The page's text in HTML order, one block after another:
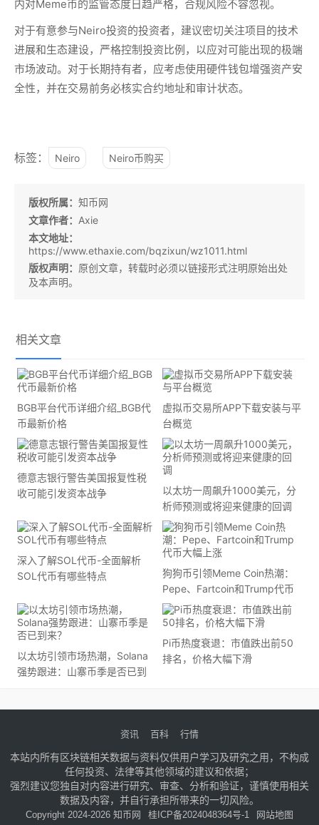
内对Meme币的监管态度日趋严格，合规风险不容忽视。
对于有意参与Neiro投资的投资者，建议密切关注项目的技术
进展和生态建设，严格控制投资比例，以应对可能出现的极端
市场波动。对于长期持有者，应考虑使用硬件钱包增强资产安
全性，并在交易前务必核实合约地址和审计状态。
标签： Neiro Neiro币购买
版权所属： 知币网
文章作者： Axie
本文地址：
https://www.ethaxie.com/bqzixun/wz1011.html
版权声明： 原创文章，转载时必须以链接形式注明原始出处
及本声明。
相关文章
BGB平台代币详细介绍_BGB代
币最新价格
虚拟币交易所APP下载安装与平
台概览
德意志银行警告美国报复性税
收可能引发资本战争
以太坊一周飙升1000美元，分
析师预测或将迎来健康的回调
深入了解SOL代币-全面解析
SOL代币有哪些特点
狗狗币引领Meme Coin热潮：
Pepe、Fartcoin和Trump代币
大幅上涨
以太坊引领市场热潮，Solana
强势跟进：山寨币季是否已到
Pi币热度衰退：市值跌出前50
排名，价格大幅下滑
资讯 百科 行情
本站内所有区块链相关数据与资料仅供用户学习及研究之用，不构成
任何投资、法律等其他领域的建议和依据；
强烈建议您独自对内容进行研究、审查、分析和验证，谨慎使用相关
数据及内容，并自行承担所带来的一切风险。
Copyright 2024-2026 知币网 桂ICP备2024048364号-1 网站地图